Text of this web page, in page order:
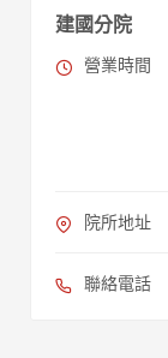
建國分院
營業時間
院所地址
聯絡電話